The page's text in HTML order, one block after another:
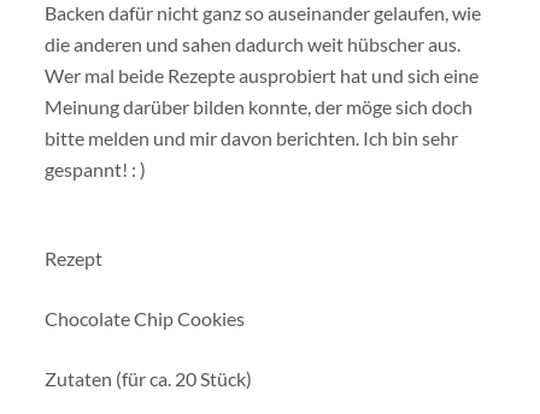
Backen dafür nicht ganz so auseinander gelaufen, wie
die anderen und sahen dadurch weit hübscher aus.
Wer mal beide Rezepte ausprobiert hat und sich eine
Meinung darüber bilden konnte, der möge sich doch
bitte melden und mir davon berichten. Ich bin sehr
gespannt! : )
Rezept
Chocolate Chip Cookies
Zutaten (für ca. 20 Stück)